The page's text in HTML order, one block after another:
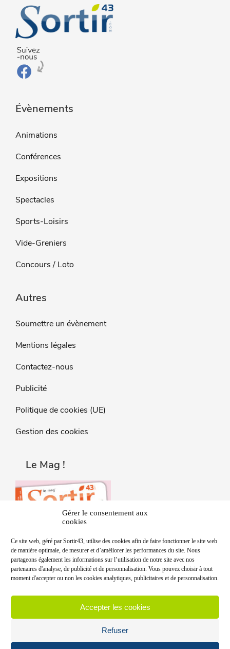
Gérer le consentement aux
cookies
Ce site web, géré par Sortir43, utilise des cookies afin de faire fonctionner le site web
de manière optimale, de mesurer et d’améliorer les performances du site. Nous
partageons également les informations sur l’utilisation de notre site avec nos
partenaires d'analyse, de publicité et de personnalisation. Vous pouvez choisir à tout
moment d'accepter ou non les cookies analytiques, publicitaires et de personnalisation.
Accepter les cookies
Refuser
Évènements
Animations
Conférences
Expositions
Spectacles
Sports-Loisirs
Vide-Greniers
Concours / Loto
Autres
Soumettre un évènement
Mentions légales
Contactez-nous
Publicité
Politique de cookies (UE)
Gestion des cookies
Le Mag !